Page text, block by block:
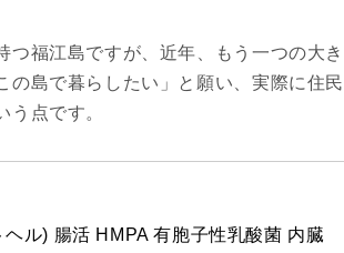
福江島ですが、近年、もう一つの大き
の島で暮らしたい」と願い、実際に住民
点です。
ル) 腸活 HMPA 有胞子性乳酸菌 内臓